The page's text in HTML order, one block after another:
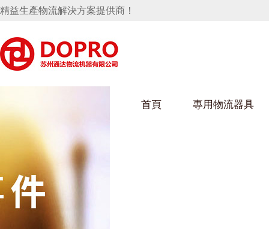
精益生產物流解決方案提供商！
首頁 專用物流器具
好色视频APP下载架
變速箱托盤
衝壓件料架
手推車
隱藏式馬桶水箱支架
汽車行業